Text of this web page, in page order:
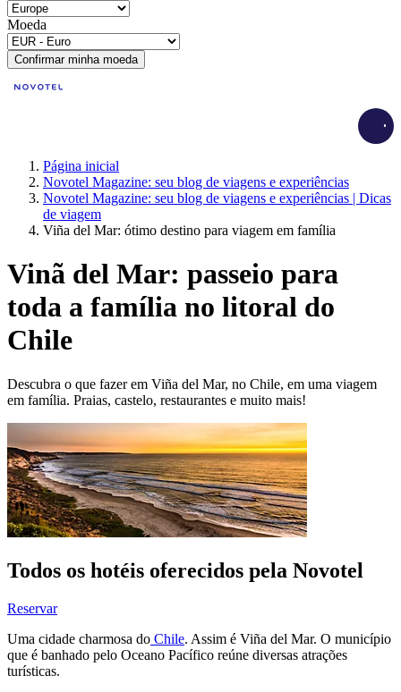
Moeda
Confirmar minha moeda
Página inicial
Novotel Magazine: seu blog de viagens e experiências
Novotel Magazine: seu blog de viagens e experiências | Dicas
de viagem
Viña del Mar: ótimo destino para viagem em família
Vinã del Mar: passeio para
toda a família no litoral do
Chile
Descubra o que fazer em Viña del Mar, no Chile, em uma viagem
em família. Praias, castelo, restaurantes e muito mais!
Todos os hotéis oferecidos pela Novotel
Reservar
Uma cidade charmosa do Chile. Assim é Viña del Mar. O município
que é banhado pelo Oceano Pacífico reúne diversas atrações
turísticas.